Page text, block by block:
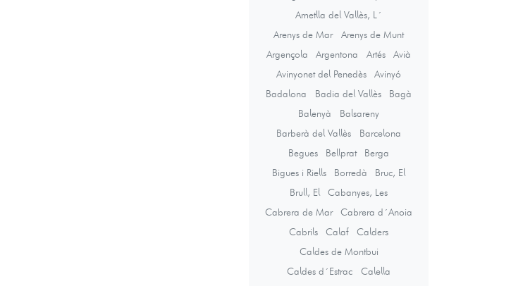
Ametlla del Vallès, L´
Arenys de Mar
Arenys de Munt
Argençola
Argentona Artés
Avià
Avinyonet del Penedès
Avinyó
Badalona
Badia del Vallès
Bagà
Balenyà
Balsareny
Barberà del Vallès
Barcelona
Begues
Bellprat
Berga
Bigues i Riells
Borredà
Bruc, El
Brull, El
Cabanyes, Les
Cabrera de Mar
Cabrera d´Anoia
Cabrils
Calaf
Calders
Caldes de Montbui
Caldes d´Estrac
Calella